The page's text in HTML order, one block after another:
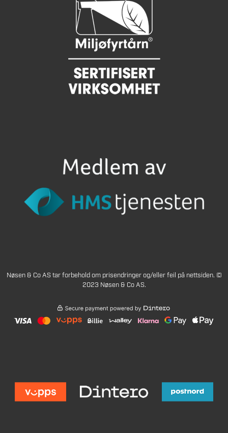
Nøsen & Co AS tar forbehold om prisendringer og/eller feil på nettsiden. ©
2023 Nøsen & Co AS.